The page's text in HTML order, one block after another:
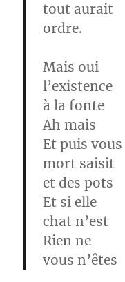
tout aurait
ordre.
Mais oui
l’existence
à la fonte
Ah mais
Et puis vous
mort saisit
et des pots
Et si elle
chat n’est
Rien ne
vous n’êtes